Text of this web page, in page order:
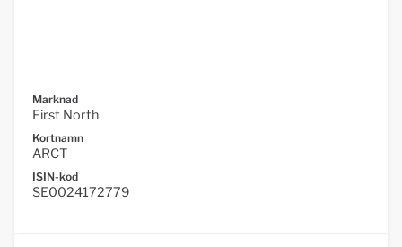
Marknad
First North
Kortnamn
ARCT
ISIN-kod
SE0024172779